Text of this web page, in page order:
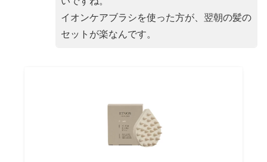
イオンケアブラシを使った方が、翌朝の髪の
セットが楽なんです。